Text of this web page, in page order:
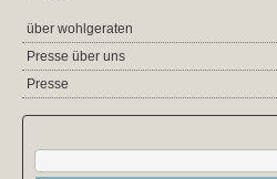
über wohlgeraten
Presse über uns
Presse